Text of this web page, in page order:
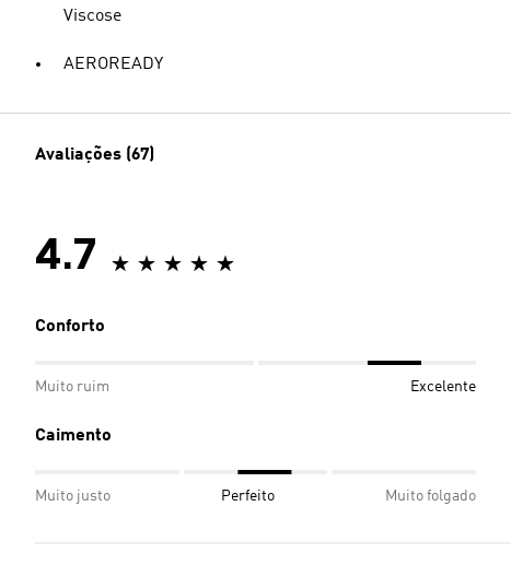
Viscose
AEROREADY
Avaliações (67)
4.7
Conforto
Muito ruim Excelente
Caimento
Muito justo Perfeito Muito folgado